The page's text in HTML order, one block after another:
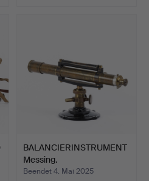
BALANCIERINSTRUMENT
Messing.
Beendet 4. Mai 2025